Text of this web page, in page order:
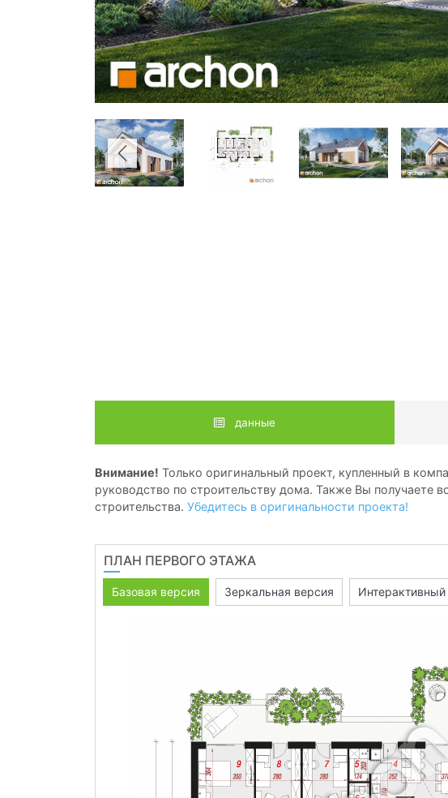
данные
Внимание! Только оригинальный проект, купленный в
руководство по строительству дома. Также Вы получаете
строительства. Убедитесь в оригинальности проекта!
ПЛАН ПЕРВОГО ЭТАЖА
Базовая версия Зеркальная версия Интерактивный